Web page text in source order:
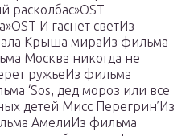
расколбас»OST
И гаснет светИз
Крыша мираИз фильма
Москва никогда не
ружьеИз фильма
‘Sos, дед мороз или все
детей Мисс Перегрин’Из
АмелиИз фильма